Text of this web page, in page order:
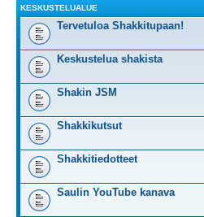
KESKUSTELUALUE
Tervetuloa Shakkitupaan!
Keskustelua shakista
Shakin JSM
Shakkikutsut
Shakkitiedotteet
Saulin YouTube kanava